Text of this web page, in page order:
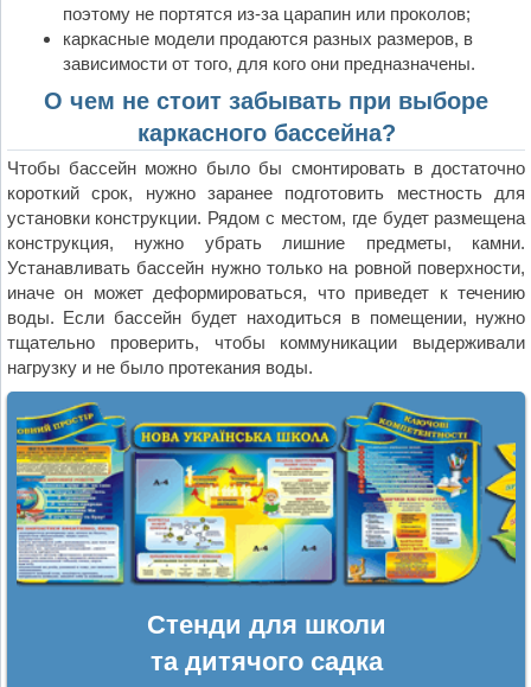
поэтому не портятся из-за царапин или проколов;
каркасные модели продаются разных размеров, в
зависимости от того, для кого они предназначены.
О чем не стоит забывать при выборе
каркасного бассейна?
Чтобы бассейн можно было бы смонтировать в достаточно
короткий срок, нужно заранее подготовить местность для
установки конструкции. Рядом с местом, где будет размещена
конструкция, нужно убрать лишние предметы, камни.
Устанавливать бассейн нужно только на ровной поверхности,
иначе он может деформироваться, что приведет к течению
воды. Если бассейн будет находиться в помещении, нужно
тщательно проверить, чтобы коммуникации выдерживали
нагрузку и не было протекания воды.
Стенди для школи
та дитячого садка